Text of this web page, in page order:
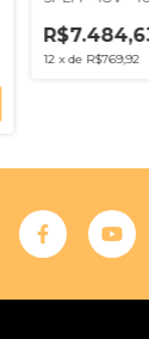
Energia Solar
12 xde R$769,92